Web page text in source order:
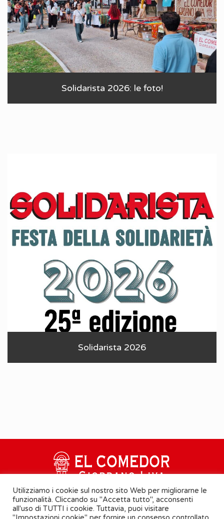
Solidarista 2026: le foto!
Solidarista 2026
Utilizziamo i cookie sul nostro sito Web per migliorarne le
funzionalità. Cliccando su "Accetta tutto", acconsenti
all'uso di TUTTI i cookie. Tuttavia, puoi visitare